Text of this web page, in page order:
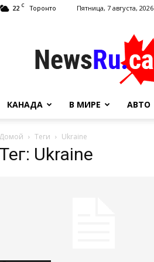
22 C Торонто Пятница, 7 августа, 2026
NewsRu.Ca
КАНАДА В МИРЕ АВТО
Домой Теги Ukraine
Тег: Ukraine